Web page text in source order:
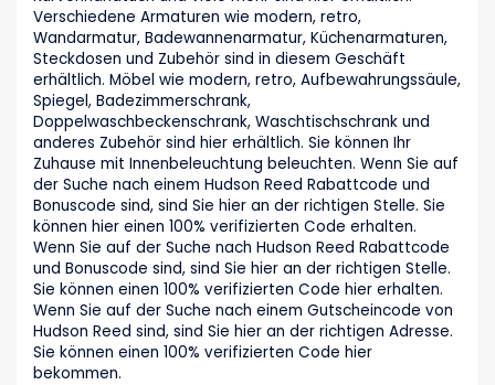
Verschiedene Armaturen wie modern, retro,
Wandarmatur, Badewannenarmatur, Küchenarmaturen,
Steckdosen und Zubehör sind in diesem Geschäft
erhältlich. Möbel wie modern, retro, Aufbewahrungssäule,
Spiegel, Badezimmerschrank,
Doppelwaschbeckenschrank, Waschtischschrank und
anderes Zubehör sind hier erhältlich. Sie können Ihr
Zuhause mit Innenbeleuchtung beleuchten. Wenn Sie auf
der Suche nach einem Hudson Reed Rabattcode und
Bonuscode sind, sind Sie hier an der richtigen Stelle. Sie
können hier einen 100% verifizierten Code erhalten.
Wenn Sie auf der Suche nach Hudson Reed Rabattcode
und Bonuscode sind, sind Sie hier an der richtigen Stelle.
Sie können einen 100% verifizierten Code hier erhalten.
Wenn Sie auf der Suche nach einem Gutscheincode von
Hudson Reed sind, sind Sie hier an der richtigen Adresse.
Sie können einen 100% verifizierten Code hier
bekommen.